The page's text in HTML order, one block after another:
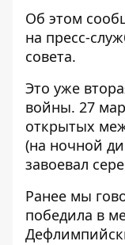
Об этом
на пресс-
совета.
Это уже
войны. 27
открытых
(на ночной
завоевал
Ранее мы
победила в